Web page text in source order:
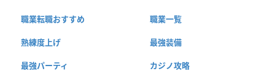
職業転職おすすめ 職業一覧
熟練度上げ 最強装備
最強パーティ カジノ攻略